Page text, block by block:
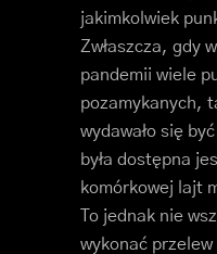
jakimkolwiek
Zwłaszcza, gdy
pandemii wiele
pozamykanych,
wydawało się
była dostępna
komórkowej lajt
To jednak nie
wykonać